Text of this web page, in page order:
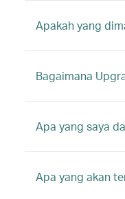
Apakah yang
Bagaimana
Apa yang saya
Apa yang akan